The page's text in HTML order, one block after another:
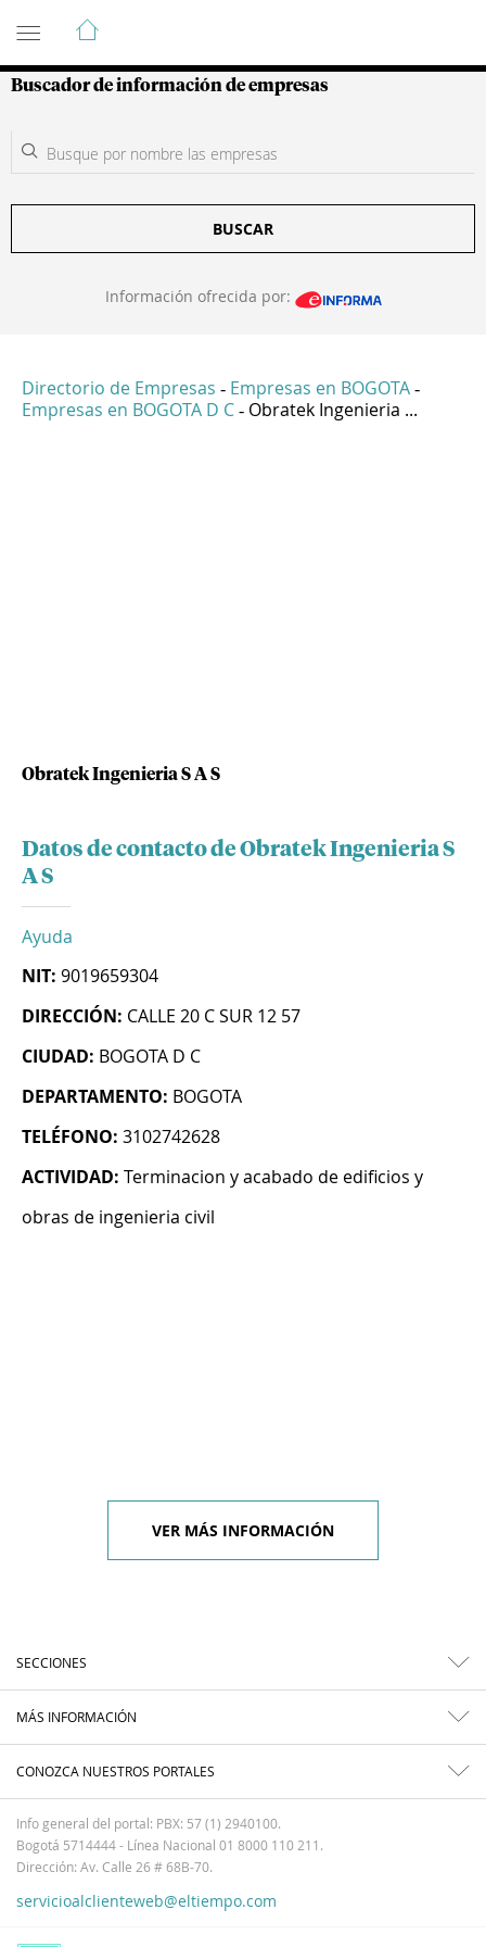
Guía de Empresas Colombianas
Buscador de información de empresas
BUSCAR
Información ofrecida por:
Directorio de Empresas - Empresas en BOGOTA -
Empresas en BOGOTA D C - Obratek Ingenieria ...
Obratek Ingenieria S A S
Datos de contacto de Obratek Ingenieria S
A S
Ayuda
NIT: 9019659304
DIRECCIÓN: CALLE 20 C SUR 12 57
CIUDAD: BOGOTA D C
DEPARTAMENTO: BOGOTA
TELÉFONO: 3102742628
ACTIVIDAD: Terminacion y acabado de edificios y
obras de ingenieria civil
VER MÁS INFORMACIÓN
SECCIONES
MÁS INFORMACIÓN
CONOZCA NUESTROS PORTALES
Info general del portal: PBX: 57 (1) 2940100.
Bogotá 5714444 - Línea Nacional 01 8000 110 211.
Dirección: Av. Calle 26 # 68B-70.
servicioalclienteweb@eltiempo.com